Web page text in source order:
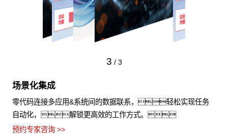
3 / 3
场景化集成
零代码连接多应用&系统间的数据联系，轻松实现任务
自动化，解锁更高效的工作方式。
预约专家咨询 >>